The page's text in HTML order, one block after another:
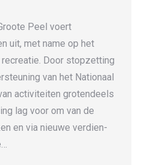
Peel voert
uit, met name op het
Door stopzetting
van het Nationaal
activiteiten grotendeels
lag voor om van de
en via nieuwe verdien-